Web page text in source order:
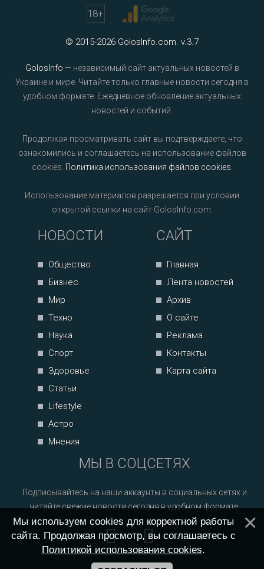
18+
© 2015-2026 GolosInfo.com. v.3.7
GolosInfo — независимый сайт актуальных новостей в
Украине и мире. Читайте только главные новости сегодня в
удобном формате. Ежедневное обновление актуальных
новостей и событий.
Продолжая просматривать сайт вы подтверждаете, что
ознакомились и соглашаетесь на использование файлов
cookies. Политика использования файлов cookies
Использование материалов разрешается при условии
открытой ссылки на сайт GolosInfo.com.
НОВОСТИ
Общество
Бизнес
Мир
Техно
Наука
Спорт
Здоровье
Статьи
Lifestyle
Астро
Мнения
САЙТ
Главная
Лента новостей
Архив
О сайте
Реклама
Контакты
Карта сайта
МЫ В СОЦСЕТЯХ
Подписывайтесь на наши аккаунты в социальных сетях и
читайте свежие новости сегодня в удобном формате.
Мы используем cookies для корректной работы
сайта. Продолжая просмотр, вы соглашаетесь с
Политикой использования cookies.